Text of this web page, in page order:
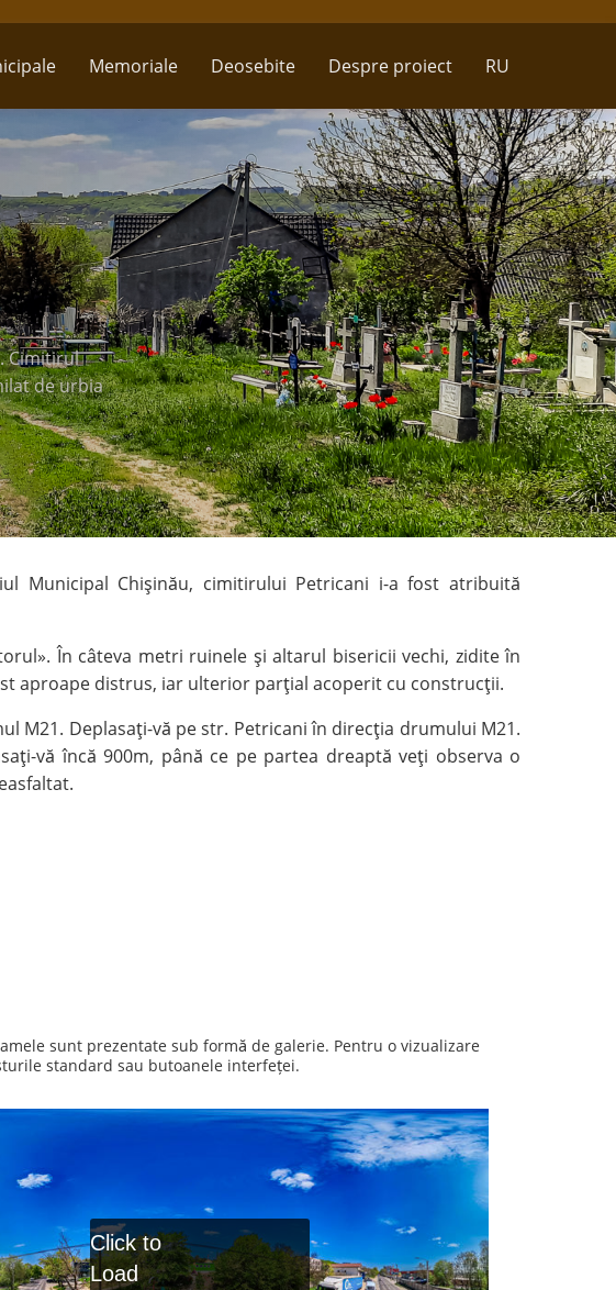
Memoriale Deosebite Despre proiect RU
Cimitirul
de urbia
Municipal Chişinău, cimitirului Petricani i-a fost atribuită
În câteva metri ruinele şi altarul bisericii vechi, zidite în
aproape distrus, iar ulterior parţial acoperit cu construcţii.
M21. Deplasaţi-vă pe str. Petricani în direcţia drumului M21.
vă încă 900m, până ce pe partea dreaptă veţi observa o
sunt prezentate sub formă de galerie. Pentru o vizualizare
standard sau butoanele interfeței.
Click to
Load